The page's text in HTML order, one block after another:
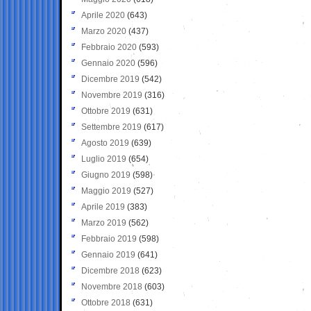
Aprile 2020 (643)
Marzo 2020 (437)
Febbraio 2020 (593)
Gennaio 2020 (596)
Dicembre 2019 (542)
Novembre 2019 (316)
Ottobre 2019 (631)
Settembre 2019 (617)
Agosto 2019 (639)
Luglio 2019 (654)
Giugno 2019 (598)
Maggio 2019 (527)
Aprile 2019 (383)
Marzo 2019 (562)
Febbraio 2019 (598)
Gennaio 2019 (641)
Dicembre 2018 (623)
Novembre 2018 (603)
Ottobre 2018 (631)